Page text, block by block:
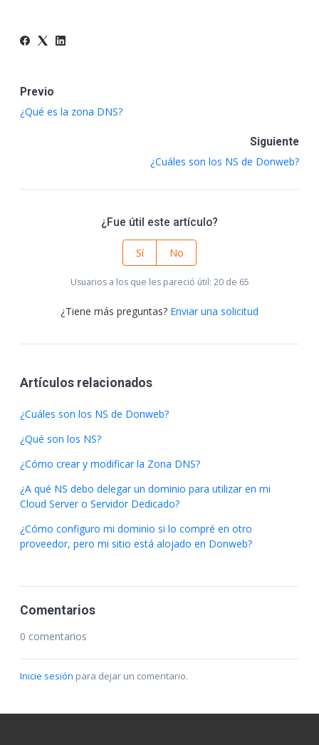
Previo
¿Qué es la zona DNS?
Siguiente
¿Cuáles son los NS de Donweb?
¿Fue útil este artículo?
Sí No
Usuarios a los que les pareció útil: 20 de 65
¿Tiene más preguntas? Enviar una solicitud
Artículos relacionados
¿Cuáles son los NS de Donweb?
¿Qué son los NS?
¿Cómo crear y modificar la Zona DNS?
¿A qué NS debo delegar un dominio para utilizar en mi
Cloud Server o Servidor Dedicado?
¿Cómo configuro mi dominio si lo compré en otro
proveedor, pero mi sitio está alojado en Donweb?
Comentarios
0 comentarios
Inicie sesión para dejar un comentario.